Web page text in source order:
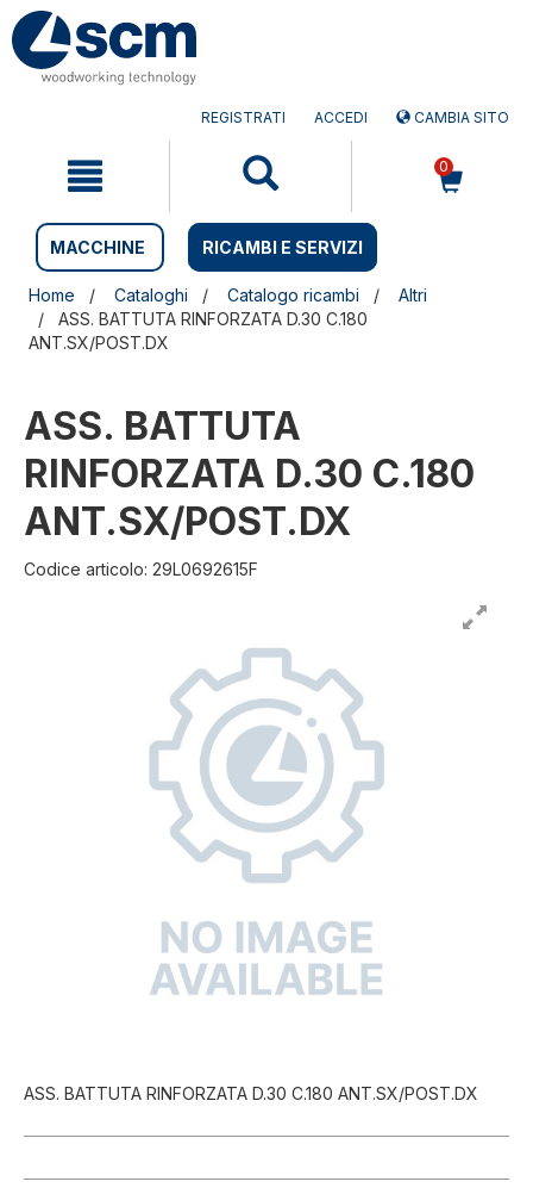
Salta
contenuto
Salta
menu
REGISTRATI ACCEDI CAMBIA SITO
0
MACCHINE RICAMBI E SERVIZI
Home Cataloghi Catalogo ricambi
Altri
ASS. BATTUTA RINFORZATA D.30 C.180
ANT.SX/POST.DX
ASS. BATTUTA
RINFORZATA D.30 C.180
ANT.SX/POST.DX
Codice articolo: 29L0692615F
ASS. BATTUTA RINFORZATA D.30 C.180 ANT.SX/POST.DX